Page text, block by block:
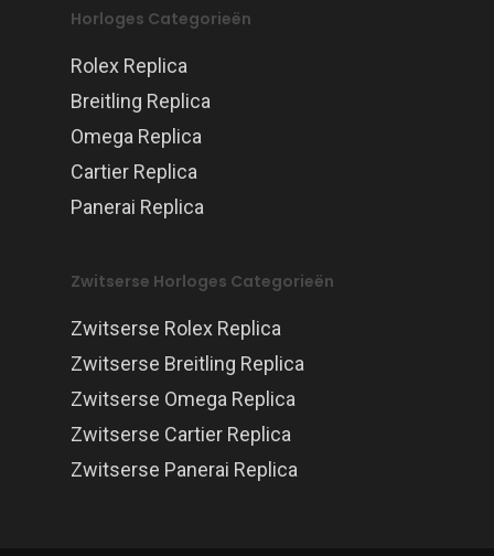
Horloges Categorieën
Rolex Replica
Breitling Replica
Omega Replica
Cartier Replica
Panerai Replica
Zwitserse Horloges Categorieën
Zwitserse Rolex Replica
Zwitserse Breitling Replica
Zwitserse Omega Replica
Zwitserse Cartier Replica
Zwitserse Panerai Replica